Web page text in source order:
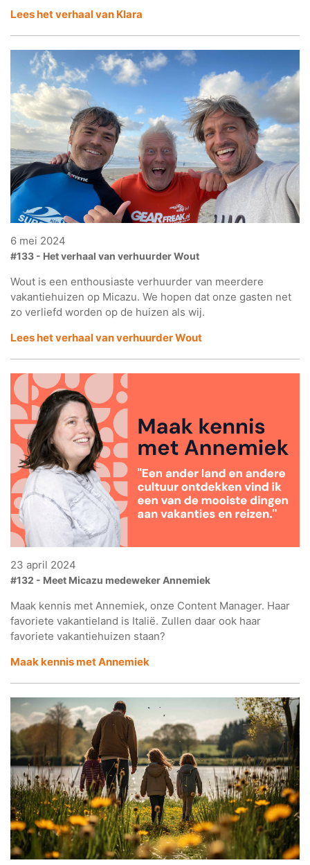
Lees het verhaal van Klara
6 mei 2024
#133 - Het verhaal van verhuurder Wout
Wout is een enthousiaste verhuurder van meerdere
vakantiehuizen op Micazu. We hopen dat onze gasten net
zo verliefd worden op de huizen als wij.
Lees het verhaal van verhuurder Wout
23 april 2024
#132 - Meet Micazu medeweker Annemiek
Maak kennis met Annemiek, onze Content Manager. Haar
favoriete vakantieland is Italië. Zullen daar ook haar
favoriete vakantiehuizen staan?
Maak kennis met Annemiek